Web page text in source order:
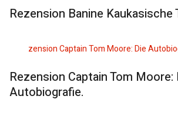
Rezension Banine Kaukasische
Rezension Captain Tom Moore:
Autobiografie.